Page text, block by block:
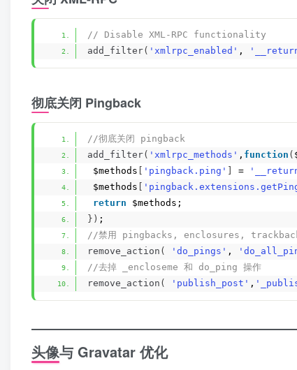
// Disable XML-RPC functionality
add_filter( 'xmlrpc_enabled' ,
彻底关闭 Pingback
//彻底关闭 pingback
add_filter( 'xmlrpc_methods' , function (
$methods
'pingback.ping' =
$methods
return $methods;
}) ;
//禁用 pingbacks, enclosures,
remove_action ( 'do_pings' ,
//去掉 _encloseme 和 do_ping 操作
remove_action ( 'publish_post' ,
头像与 Gravatar 优化